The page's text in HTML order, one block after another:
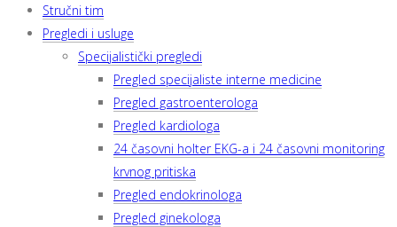
Stručni tim
Pregledi i usluge
Specijalistički pregledi
Pregled specijaliste interne medicine
Pregled gastroenterologa
Pregled kardiologa
24 časovni holter EKG-a i 24 časovni monitoring
krvnog pritiska
Pregled endokrinologa
Pregled ginekologa